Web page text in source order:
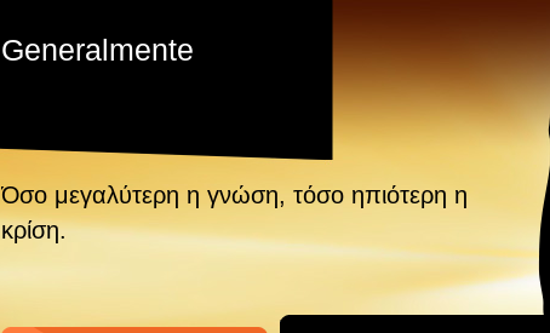
Generalmente
Όσο μεγαλύτερη η γνώση, τόσο ηπιότερη η
κρίση.